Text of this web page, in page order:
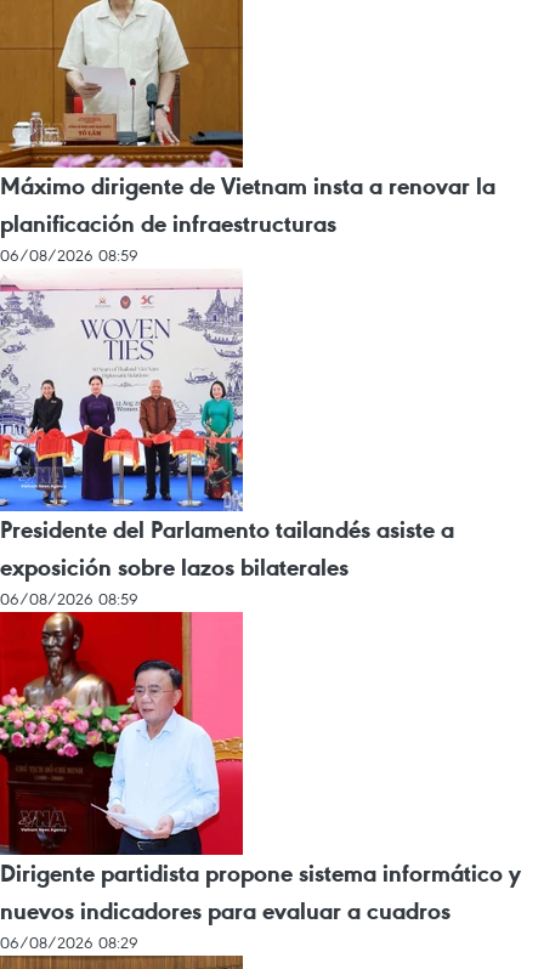
Máximo dirigente de Vietnam insta a renovar la
planificación de infraestructuras
06/08/2026 08:59
Presidente del Parlamento tailandés asiste a
exposición sobre lazos bilaterales
06/08/2026 08:59
Dirigente partidista propone sistema informático y
nuevos indicadores para evaluar a cuadros
06/08/2026 08:29